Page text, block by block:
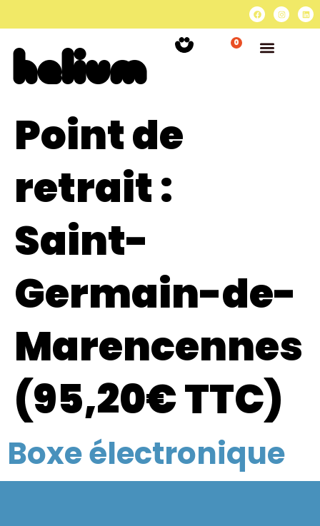
0
Point de
retrait :
Saint-
Germain-de-
Marencennes
(95,20€ TTC)
Boxe électronique